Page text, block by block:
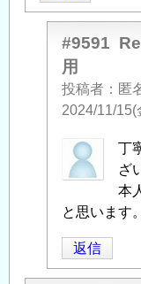
#9591
用
投稿者 匿
2024/11/15(
匿
名
稿
に
よ
丁
ざ
本
と思います。
返信